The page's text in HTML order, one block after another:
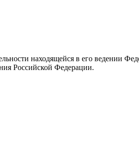
находящейся в его ведении
Российской Федерации.